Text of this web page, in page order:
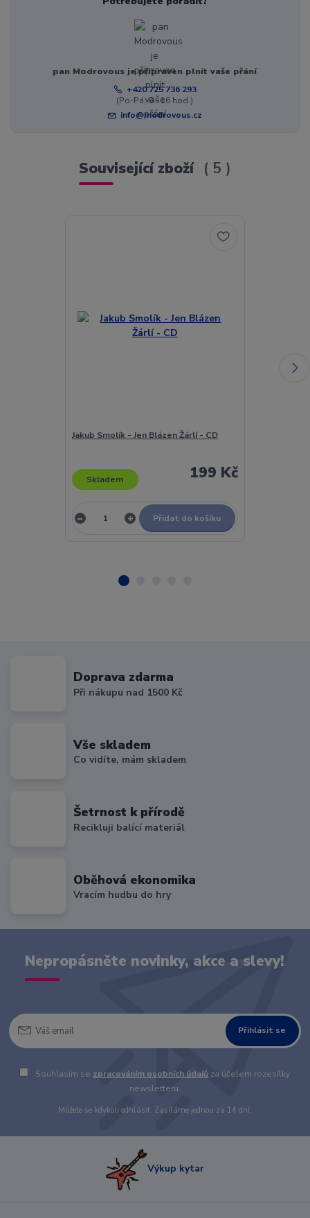
pan Modrovous je připraven plnit vaše přání
+420 725 736 293
(Po-Pá, 8 - 16 hod.)
info@modrovous.cz
Související zboží 5
Jakub Smolík - Jen Blázen Žárlí - CD
199 Kč
Skladem
Přidat do košíku
Doprava zdarma
Při nákupu nad 1500 Kč
Vše skladem
Co vidíte, mám skladem
Šetrnost k přírodě
Recikluji balící materiál
Oběhová ekonomika
Vracím hudbu do hry
Nepropásněte novinky, akce a slevy!
Přihlásit se
Souhlasím se zpracováním osobních údajů za účelem rozesílky
newsletteru.
Můžete se kdykoli odhlásit. Zasíláme jednou za 14 dní.
Výkup kytar